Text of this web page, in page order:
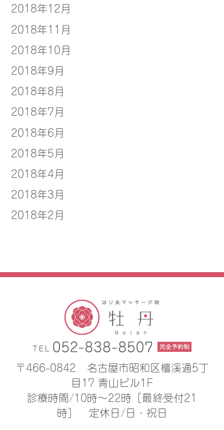
2018年12月
2018年11月
2018年10月
2018年9月
2018年8月
2018年7月
2018年6月
2018年5月
2018年4月
2018年3月
2018年2月
〒466-0842
名古屋市昭和区檀溪通5丁
目17 青山ビル1F
診療時間/10時〜22時［最終受付21
時］
定休日/日・祝日